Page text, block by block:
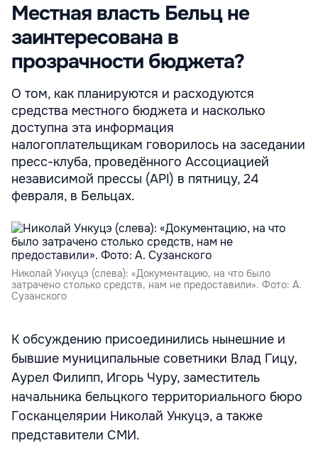
Местная власть Бельц не
заинтересована в
прозрачности бюджета?
О том, как планируются и расходуются
средства местного бюджета и насколько
доступна эта информация
налогоплательщикам говорилось на заседании
пресс-клуба, проведённого Ассоциацией
независимой прессы (API) в пятницу, 24
февраля, в Бельцах.
Николай Ункуцэ (слева): «Документацию, на что было
затрачено столько средств, нам не предоставили». Фото: А.
Сузанского
К обсуждению присоединились нынешние и
бывшие муниципальные советники Влад Гицу,
Аурел Филипп, Игорь Чуру, заместитель
начальника бельцкого территориального бюро
Госканцелярии Николай Ункуцэ, а также
представители СМИ.